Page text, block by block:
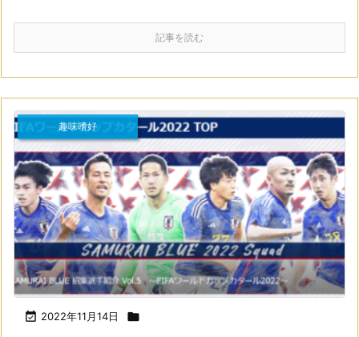
記事を読む
 2022年11月14日 
趣味嗜好